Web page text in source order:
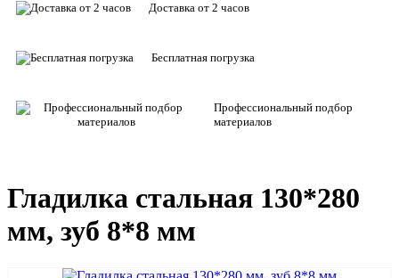
Доставка от 2 часов
Бесплатная погрузка
Профессиональный подбор
материалов
Гладилка стальная 130*280
мм, зуб 8*8 мм